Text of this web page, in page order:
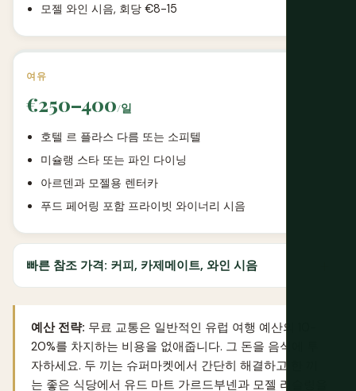
모젤 와인 시음, 회당 €8-15
여유
€250–400/일
호텔 르 플라스 다름 또는 소피텔
미슐랭 스타 또는 파인 다이닝
아르덴과 모젤용 렌터카
푸드 페어링 포함 프라이빗 와이너리 시음
빠른 참조 가격: 커피, 카제메이트, 와인 시음
예산 전략: 무료 교통은 일반적인 유럽 여행 예산의 10-
20%를 차지하는 비용을 없애줍니다. 그 돈을 음식에 투
자하세요. 두 끼는 슈퍼마켓에서 간단히 해결하고 한 끼
는 좋은 식당에서 유드 마트 가르드부넨과 모젤 리슬링을